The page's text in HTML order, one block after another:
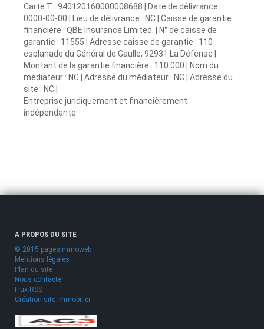
Carte T : 940120160000008688 | Date de délivrance :
0000-00-00 | Lieu de délivrance : NC | Caisse de garantie
financière : QBE Insurance Limited. | N° de caisse de
garantie : 11555 | Adresse caisse de garantie : 110
esplanade du Général de Gaulle, 92931 La Défense |
Montant de la garantie financière : 110 000 | Nom du
médiateur : NC | Adresse du médiateur : NC | Adresse du
site : NC |
Entreprise juridiquement et financièrement
indépendante
A PROPOS DU SITE
© 2015 pagesimmoweb
Mentions légales
Plan du site
Nous contacter
Flux RSS
Création site immobilier